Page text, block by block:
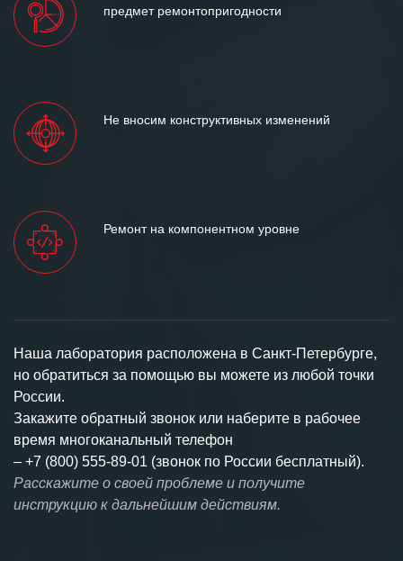
предмет ремонтопригодности
Не вносим конструктивных изменений
Ремонт на компонентном уровне
Наша лаборатория расположена в Санкт-Петербурге,
но обратиться за помощью вы можете из любой точки
России.
Закажите обратный звонок или наберите в рабочее
время многоканальный телефон
– +7 (800) 555-89-01 (звонок по России бесплатный).
Расскажите о своей проблеме и получите
инструкцию к дальнейшим действиям.